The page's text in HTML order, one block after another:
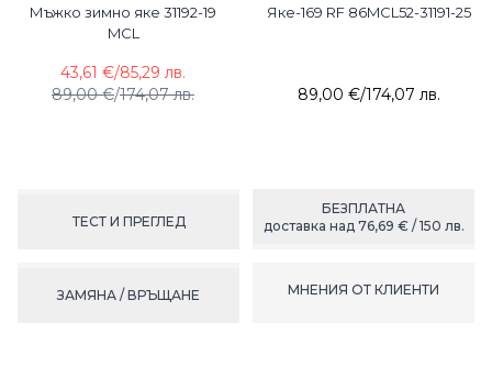
Мъжко зимно яке 31192-19
MCL
89,00 €/174,07 лв.
43,61 €/85,29 лв.
Яке-169 RF 86MCL52-31191-25
89,00 €/174,07 лв.
ТЕСТ И ПРЕГЛЕД
БЕЗПЛАТНА
доставка над 76,69 € / 150 лв.
ЗАМЯНА / ВРЪЩАНЕ МНЕНИЯ ОТ КЛИЕНТИ